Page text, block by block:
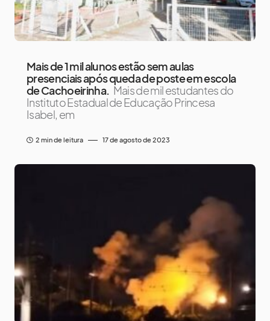
Mais de 1 mil alunos estão sem aulas
presenciais após queda de poste em escola
de Cachoeirinha. Mais de mil estudantes do
Instituto Estadual de Educação Princesa
Isabel, em
2 min de leitura 17 de agosto de 2023